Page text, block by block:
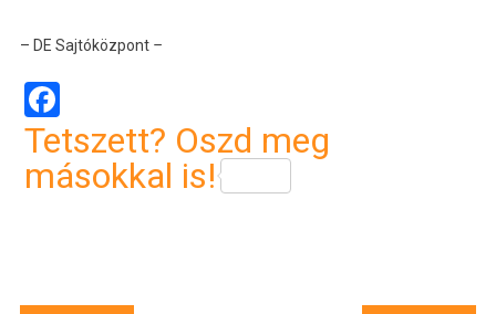
– DE Sajtóközpont –
Facebook
Tetszett? Oszd meg
másokkal is!